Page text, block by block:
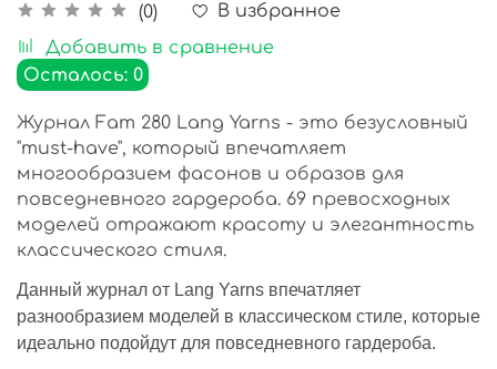
(0)
В избранное
Добавить в сравнение
Осталось: 0
Журнал Fam 280 Lang Yarns - это безусловный
"must-have", который впечатляет
многообразием фасонов и образов для
повседневного гардероба. 69 превосходных
моделей отражают красоту и элегантность
классического стиля.
Данный журнал от Lang Yarns впечатляет
разнообразием моделей в классическом стиле, которые
идеально подойдут для повседневного гардероба.